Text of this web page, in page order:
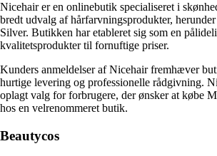
Nicehair er en onlinebutik specialiseret i
bredt udvalg af hårfarvningsprodukter,
Silver. Butikken har etableret sig som en
kvalitetsprodukter til fornuftige priser.
Kunders anmeldelser af Nicehair fremhæver
hurtige levering og professionelle rådgivning.
oplagt valg for forbrugere, der ønsker at købe
hos en velrenommeret butik.
Beautycos